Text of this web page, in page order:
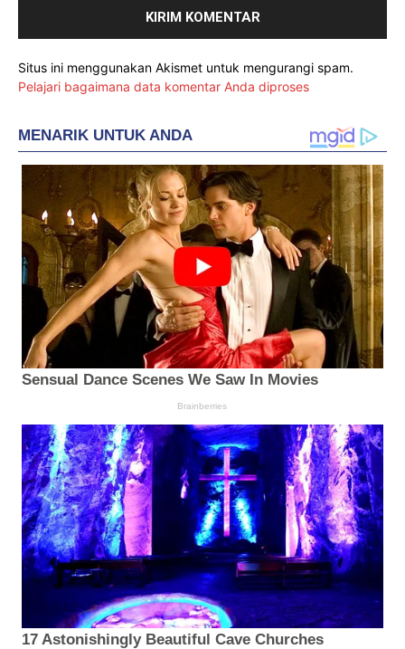
Situs ini menggunakan Akismet untuk mengurangi spam.
Pelajari bagaimana data komentar Anda diproses